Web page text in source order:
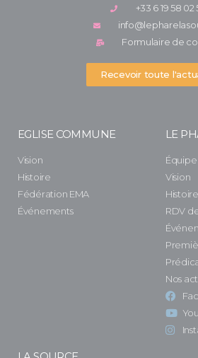
+33 6 19 58 02
Formulaire de
Recevoir toute
EGLISE COMMUNE
Vision
Histoire
Fédération EMA
Événements
LE
Équipe
Vision
Histoire
RDV
Nos